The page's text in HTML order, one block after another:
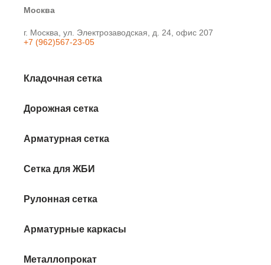
Москва
г. Москва, ул. Электрозаводская, д. 24, офис 207
+7 (962)567-23-05
Кладочная сетка
Дорожная сетка
Арматурная сетка
Сетка для ЖБИ
Рулонная сетка
Арматурные каркасы
Металлопрокат